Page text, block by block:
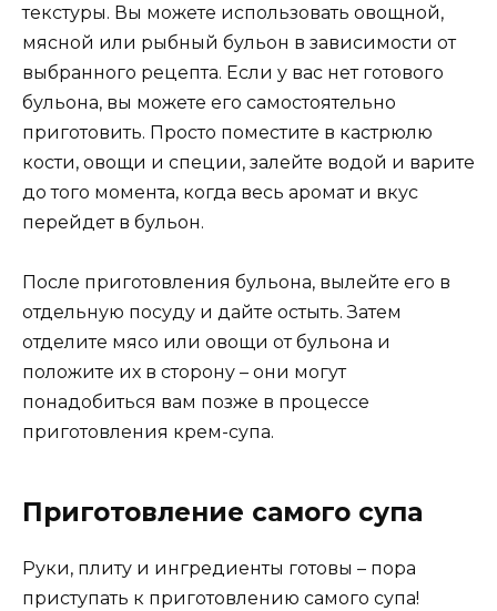
текстуры. Вы можете использовать овощной,
мясной или рыбный бульон в зависимости от
выбранного рецепта. Если у вас нет готового
бульона, вы можете его самостоятельно
приготовить. Просто поместите в кастрюлю
кости, овощи и специи, залейте водой и варите
до того момента, когда весь аромат и вкус
перейдет в бульон.
После приготовления бульона, вылейте его в
отдельную посуду и дайте остыть. Затем
отделите мясо или овощи от бульона и
положите их в сторону – они могут
понадобиться вам позже в процессе
приготовления крем-супа.
Приготовление самого супа
Руки, плиту и ингредиенты готовы – пора
приступать к приготовлению самого супа!